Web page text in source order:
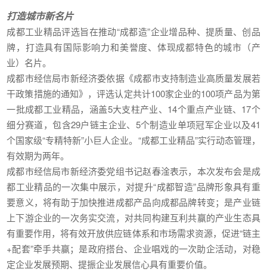
打造城市新名片
成都工业精品评选旨在推动“成都造”企业增品种、提质量、创品
牌，打造具有国际影响力和美誉度、体现成都特色的城市（产
业）名片。
成都市经信局市新经济委依据《成都市支持制造业高质量发展若
干政策措施的通知》，评选认定共计100家企业的100项产品为第
一批成都工业精品，涵盖5大支柱产业、14个重点产业链、17个
细分赛道，包含29户链主企业、5个制造业单项冠军企业以及41
个国家级“专精特新”小巨人企业。“成都工业精品”实行动态管理，
有效期为两年。
成都市经信局市新经济委党组书记赵春淦表示，本次发布会是成
都工业精品的一次集中展示，对提升“成都智造”品牌形象具有重
要意义，将有助于加快推进成都产品向成都品牌转变；是产业链
上下游企业的一次务实交流，对共同构建互利共赢的产业生态具
有重要作用，将有效开放供应链体系和市场需求资源，促进“链主
+配套”牵手共赢；是政府搭台、企业唱戏的一次助企活动，对稳
定企业发展预期、提振企业发展信心具有重要价值。